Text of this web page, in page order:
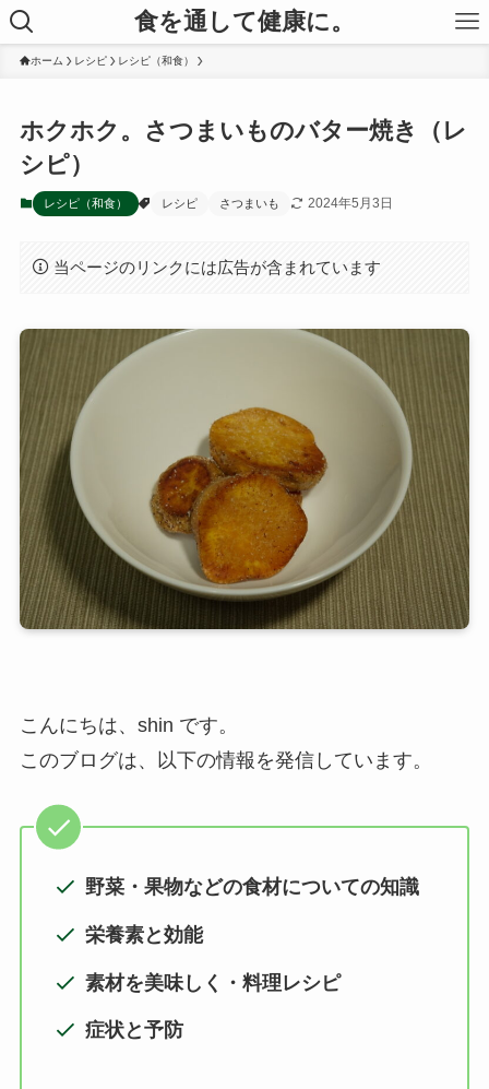
食を通して健康に。
ホーム レシピ レシピ（和食）
ホクホク。さつまいものバター焼き（レ
シピ）
レシピ（和食） レシピ さつまいも 2024年5月3日
当ページのリンクには広告が含まれています
こんにちは、shin です。
このブログは、以下の情報を発信しています。
野菜・果物などの食材についての知識
栄養素と効能
素材を美味しく・料理レシピ
症状と予防